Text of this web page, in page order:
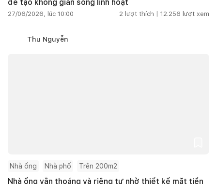
để tạo không gian sống linh hoạt
27/06/2026, lúc 10:00 2 lượt thích | 12.256 lượt xem
Thu Nguyễn
Nhà ống Nhà phố Trên 200m2
Nhà ống vẫn thoáng và riêng tư nhờ thiết kế mặt tiền